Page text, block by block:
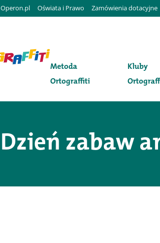
Operon.pl Oświata i Prawo Zamówienia dotacyjne
Metoda
Ortograffiti
Kluby
Dzień zabaw